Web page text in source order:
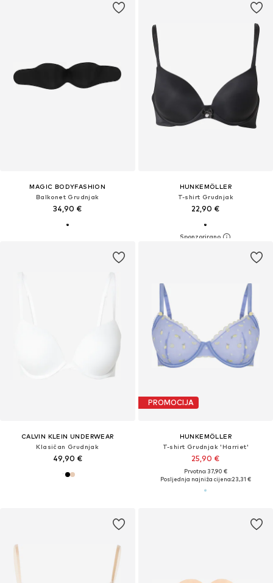
MAGIC BODYFASHION
Balkonet Grudnjak
34,90 €
HUNKEMÖLLER
T-shirt Grudnjak
22,90 €
CALVIN KLEIN UNDERWEAR
Klasičan Grudnjak
49,90 €
PROMOCIJA
HUNKEMÖLLER
T-shirt Grudnjak 'Harriet'
25,90 €
Prvotno: 37,90 €
Posljednja najniža cijena:23,31 €